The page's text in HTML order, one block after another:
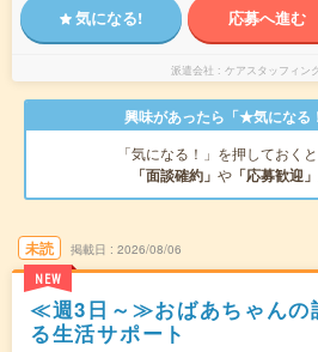
気になる! 応募へ進む
派遣会社 ケアスタッフィン
興味があったら「★気になる
「気になる！」を押しておく
「面談確約」 や 「応募歓迎」
未読
NEW
掲載日 2026/08/06
≪週3日～≫おばあちゃんの
る生活サポート